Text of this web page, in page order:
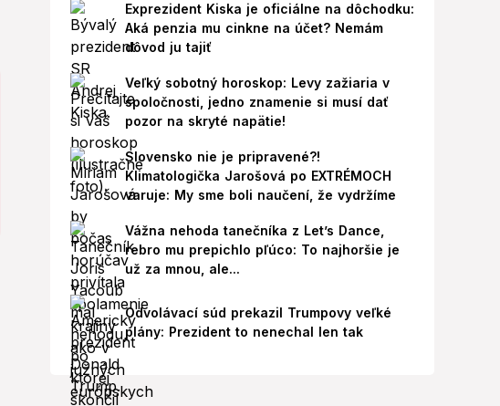
Exprezident Kiska je oficiálne na dôchodku:
Aká penzia mu cinkne na účet? Nemám
dôvod ju tajiť
Veľký sobotný horoskop: Levy zažiaria v
spoločnosti, jedno znamenie si musí dať
pozor na skryté napätie!
Slovensko nie je pripravené?!
Klimatologička Jarošová po EXTRÉMOCH
varuje: My sme boli naučení, že vydržíme
Vážna nehoda tanečníka z Let’s Dance,
rebro mu prepichlo pľúco: To najhoršie je
už za mnou, ale...
Odvolávací súd prekazil Trumpovy veľké
plány: Prezident to nenechal len tak